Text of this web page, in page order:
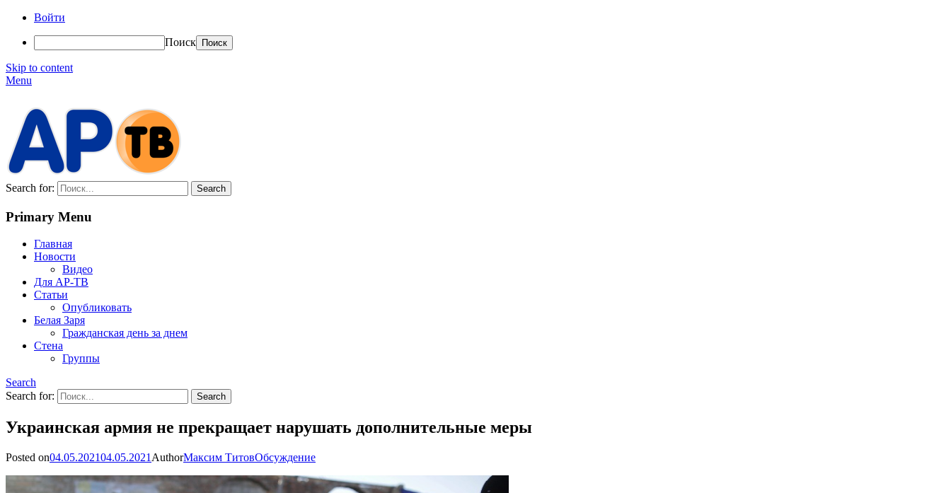
Войти
Поиск
Skip to content
Menu
Search for:
Primary Menu
Главная
Новости
Видео
Для АР-ТВ
Статьи
Опубликовать
Белая Заря
Гражданская день за днем
Стена
Группы
Search
Search for:
Украинская армия не прекращает нарушать дополнительные меры
Posted on04.05.202104.05.2021 AuthorМаксим ТитовОбсуждение